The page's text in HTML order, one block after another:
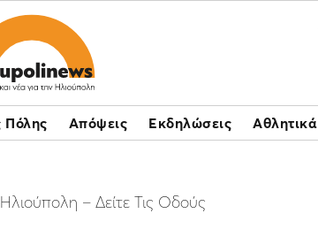
Πόλης Απόψεις Εκδηλώσεις Αθλητικά
– Δείτε Τις Οδούς